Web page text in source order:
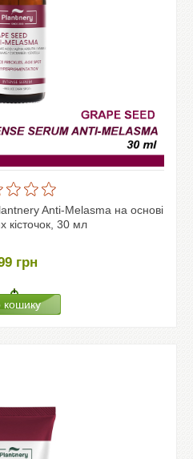
Anti-Melasma на основі
кісточок, 30 мл
грн